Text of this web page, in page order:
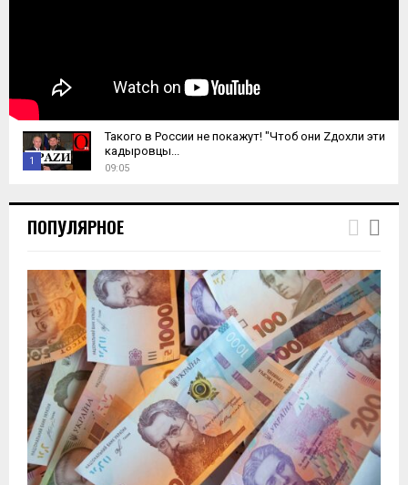
1
h
u
a
y
u
e
Такого в России не покажут! "Чтоб они Zдохли эти
кадыровцы...
09:05
ПОПУЛЯРНОЕ